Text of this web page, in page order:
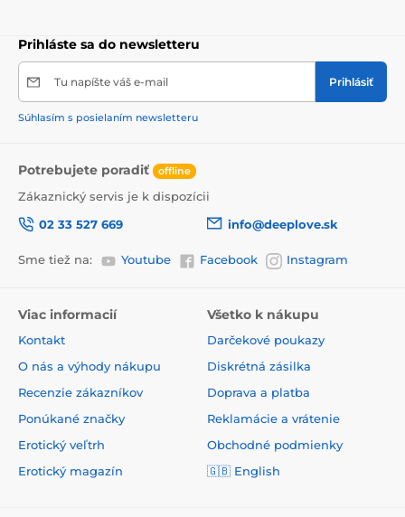
Prihláste sa do newsletteru
Tu napíšte váš e-mail Prihlásiť
Súhlasím s posielaním newsletteru
Potrebujete poradiť offline
Zákaznický servis je k dispozícii
02 33 527 669
info@deeplove.sk
Sme tiež na: Youtube Facebook Instagram
Viac informacií
Kontakt
O nás a výhody nákupu
Recenzie zákazníkov
Ponúkané značky
Erotický veľtrh
Erotický magazín
Všetko k nákupu
Darčekové poukazy
Diskrétná zásilka
Doprava a platba
Reklamácie a vrátenie
Obchodné podmienky
🇬🇧 English